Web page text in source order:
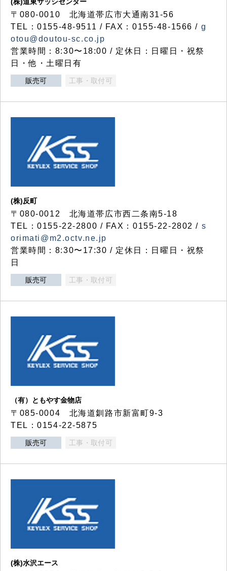
〒080-0010 北海道帯広市大通南31-56
TEL：0155-48-9511 / FAX：0155-48-1566 / g
otou@doutou-sc.co.jp
営業時間：8:30〜18:00 / 定休日：日曜日・祝祭
日・他・土曜日有
販売可 工事・取付可
(株)反町
〒080-0012 北海道帯広市西二条南5-18
TEL：0155-22-2800 / FAX：0155-22-2802 / s
orimati@m2.octv.ne.jp
営業時間：8:30〜17:30 / 定休日：日曜日・祝祭
日
販売可 工事・取付可
（有）ともやす金物店
〒085-0004 北海道釧路市新富町9-3
TEL：0154-22-5875
販売可 工事・取付可
(株)水沢エース